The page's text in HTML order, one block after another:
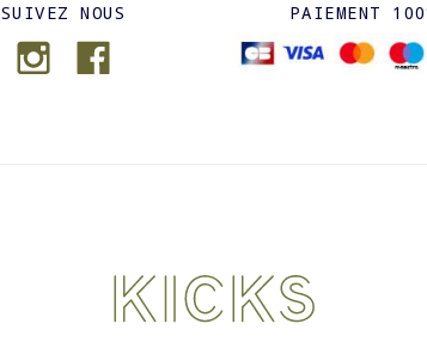
SUIVEZ NOUS PAIEMENT